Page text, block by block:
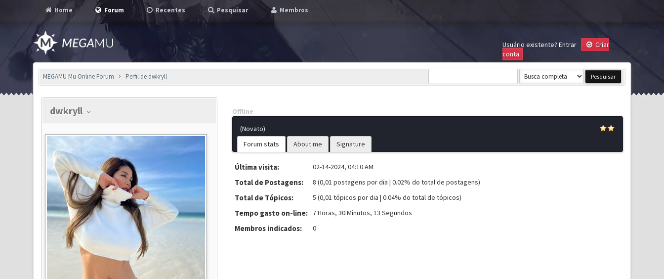
Home Forum Recentes Pesquisar Membros
Usuário existente? Entrar
Criar
conta
MEGAMU Mu Online Forum Perfil de dwkryll
dwkryll
Offline
(Novato)
Forum stats
About me Signature
Última visita: 02-14-2024, 04:10 AM
Total de Postagens: 8 (0,01 postagens por dia | 0.02% do total de postagens)
Total de Tópicos: 5 (0,01 tópicos por dia | 0.04% do total de tópicos)
Tempo gasto on-line: 7 Horas, 30 Minutos, 13 Segundos
Membros indicados: 0